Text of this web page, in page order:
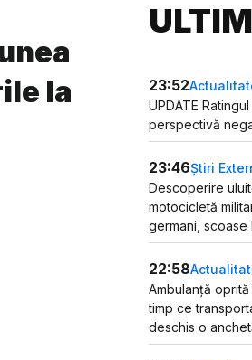
la
23:52
UPDATE
perspectivă
23:46Știri
Descoperire
motocicletă
germani,
22:58
Ambulanță
timp ce
deschis o